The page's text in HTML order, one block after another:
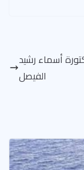
أسماء رشيد
الفيصل